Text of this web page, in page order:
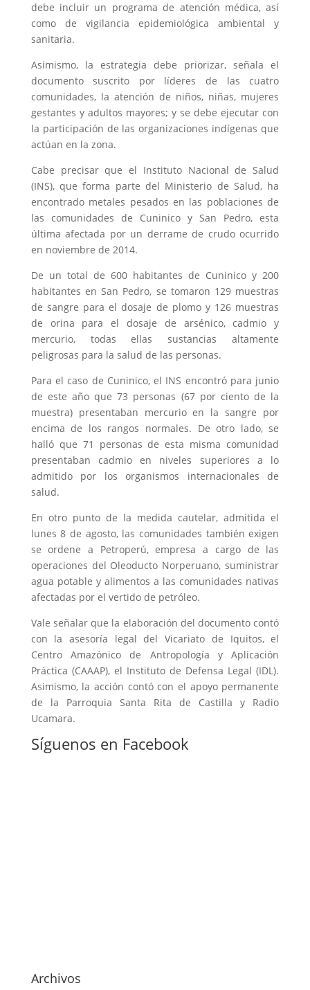
debe incluir un programa de atención médica, así
como de vigilancia epidemiológica ambiental y
sanitaria.
Asimismo, la estrategia debe priorizar, señala el
documento suscrito por líderes de las cuatro
comunidades, la atención de niños, niñas, mujeres
gestantes y adultos mayores; y se debe ejecutar con
la participación de las organizaciones indígenas que
actúan en la zona.
Cabe precisar que el Instituto Nacional de Salud
(INS), que forma parte del Ministerio de Salud, ha
encontrado metales pesados en las poblaciones de
las comunidades de Cuninico y San Pedro, esta
última afectada por un derrame de crudo ocurrido
en noviembre de 2014.
De un total de 600 habitantes de Cuninico y 200
habitantes en San Pedro, se tomaron 129 muestras
de sangre para el dosaje de plomo y 126 muestras
de orina para el dosaje de arsénico, cadmio y
mercurio, todas ellas sustancias altamente
peligrosas para la salud de las personas.
Para el caso de Cuninico, el INS encontró para junio
de este año que 73 personas (67 por ciento de la
muestra) presentaban mercurio en la sangre por
encima de los rangos normales. De otro lado, se
halló que 71 personas de esta misma comunidad
presentaban cadmio en niveles superiores a lo
admitido por los organismos internacionales de
salud.
En otro punto de la medida cautelar, admitida el
lunes 8 de agosto, las comunidades también exigen
se ordene a Petroperú, empresa a cargo de las
operaciones del Oleoducto Norperuano, suministrar
agua potable y alimentos a las comunidades nativas
afectadas por el vertido de petróleo.
Vale señalar que la elaboración del documento contó
con la asesoría legal del Vicariato de Iquitos, el
Centro Amazónico de Antropología y Aplicación
Práctica (CAAAP), el Instituto de Defensa Legal (IDL).
Asimismo, la acción contó con el apoyo permanente
de la Parroquia Santa Rita de Castilla y Radio
Ucamara.
Síguenos en Facebook
Archivos